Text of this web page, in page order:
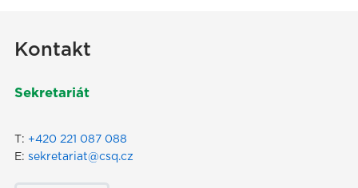
Kontakt
Sekretariát
T: +420 221 087 088
E: sekretariat@csq.cz